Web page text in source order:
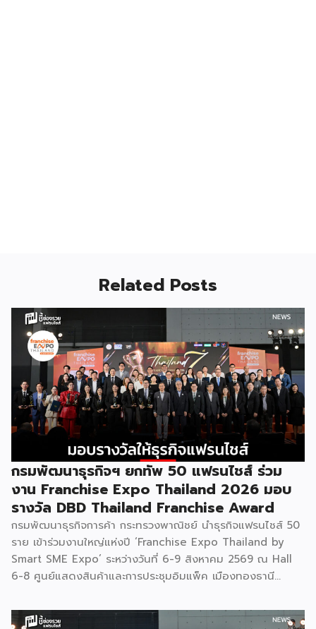
Related Posts
กรมพัฒนาธุรกิจฯ ยกทัพ 50 แฟรนไชส์ ร่วม
งาน Franchise Expo Thailand 2026 มอบ
รางวัล DBD Thailand Franchise Award
กรมพัฒนาธุรกิจการค้า กระทรวงพาณิชย์ นำธุรกิจแฟรนไชส์ 50
ราย เข้าร่วมงานใหญ่แห่งปี ‘Franchise Expo Thailand by
Smart SME Expo’ ระหว่างวันที่ 6-9 สิงหาคม 2569 ณ Hall
6-8 ศูนย์แสดงสินค้าและการประชุมอิมแพ็ค เมืองทองธานี
2026 ให้แก่ผู้ประกอบธุรกิจแฟรนไชส์ที่อยู่ในการส่งเสริมสนับสนุน